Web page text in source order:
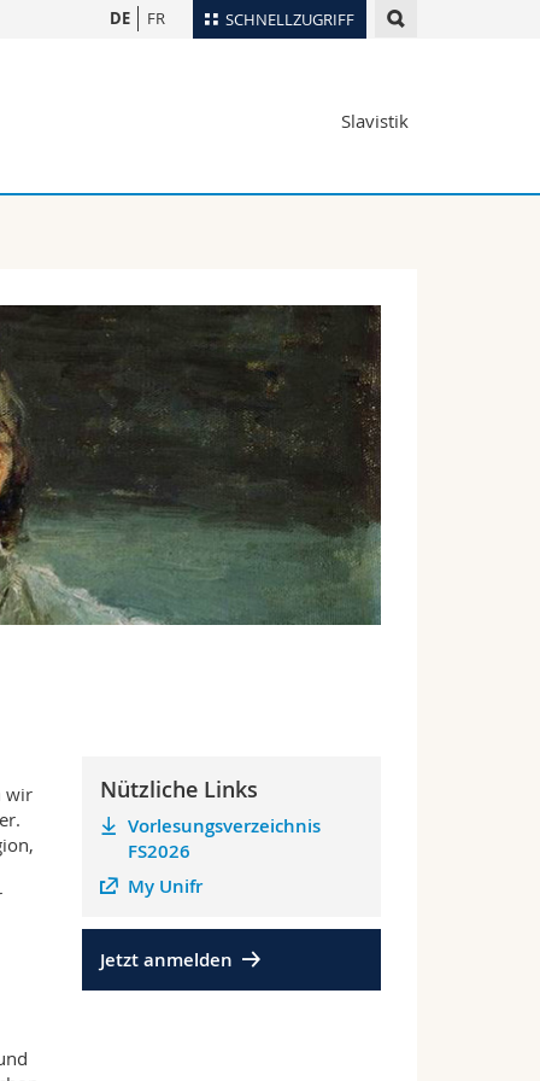
SCHNELLZUGRIFF
Webmail
DE FR
Slavistik
wir
Nützliche Links
Vorlesungsverzeichnis
FS2026
My Unifr
Jetzt anmelden